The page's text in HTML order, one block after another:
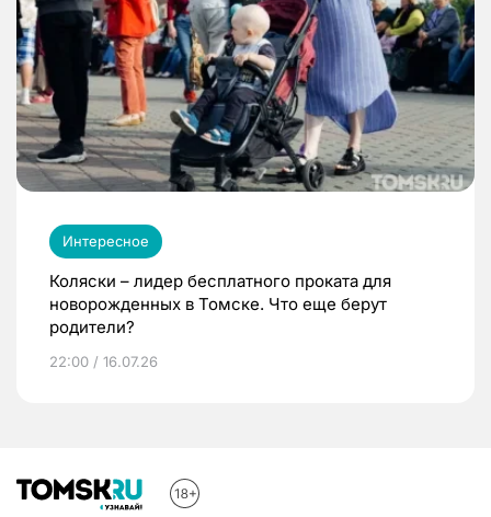
Интересное
Коляски – лидер бесплатного проката для
новорожденных в Томске. Что еще берут
родители?
22:00 / 16.07.26